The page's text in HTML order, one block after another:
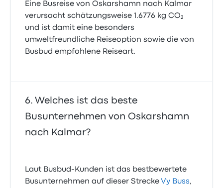
Eine Busreise von Oskarshamn nach Kalmar
verursacht schätzungsweise 1.6776 kg CO₂
und ist damit eine besonders
umweltfreundliche Reiseoption sowie die von
Busbud empfohlene Reiseart.
Welches ist das beste
Busunternehmen von Oskarshamn
nach Kalmar?
Laut Busbud-Kunden ist das bestbewertete
Busunternehmen auf dieser Strecke Vy Buss,